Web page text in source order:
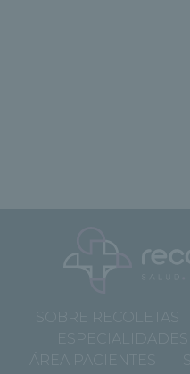
SOBRE RECOLETAS
ESPECIALIDADES
ÁREA PACIENTES